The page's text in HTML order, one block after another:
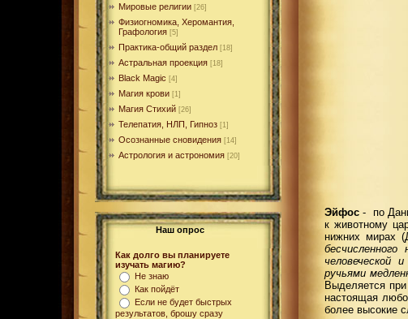
Мировые религии [26]
Физиогномика, Херомантия,
Графология [5]
Практика-общий раздел [18]
Астральная проекция [18]
Black Magic [4]
Магия крови [1]
Магия Стихий [26]
Телепатия, НЛП, Гипноз [1]
Осознанные сновидения [14]
Астрология и астрономия [20]
Наш опрос
Как долго вы планируете
изучать магию?
Не знаю
Как пойдёт
Если не будет быстрых
результатов, брошу сразу
Эйфос-
по
к животному
нижних мирах
бесчисленного
человеческой
ручьями
Выделяется
настоящая
более высокие